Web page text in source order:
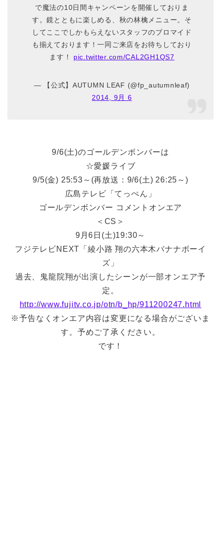
で魔法の10日間キャンペーンを開催しておりま
す。鏡とともに楽しめる、秋の林檎メニュー。そ
してここでしかもらえないスタッフのブロマイド
も揃えております！一同ご来店をお待ちしており
ます！ pic.twitter.com/CAL2GH1QS7
— 【公式】AUTUMN LEAF (@fp_autumnleaf)
2014, 9月 6
9/6(土)のゴールデンボンバーは
☆愛媛ライブ
9/5(金) 25:53～(再放送：9/6(土) 26:25～)
広島テレビ「てっぺん」
ゴールデンボンバー コメントオンエア
＜CS＞
9月6日(土)19:30～
フジテレビNEXT「綾小路 翔の六本木バナナボーイ
ズ」
過去、鬼龍院翔が出演したシーンが一部オンエア予
定。
http://www.fujitv.co.jp/otn/b_hp/911200247.html
※予告なくオンエア内容は変更になる場合がございま
す。予めご了承ください。
です！